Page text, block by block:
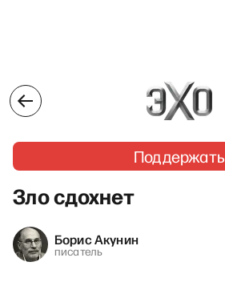
Поддержать
Зло сдохнет
Борис Акунин
писатель